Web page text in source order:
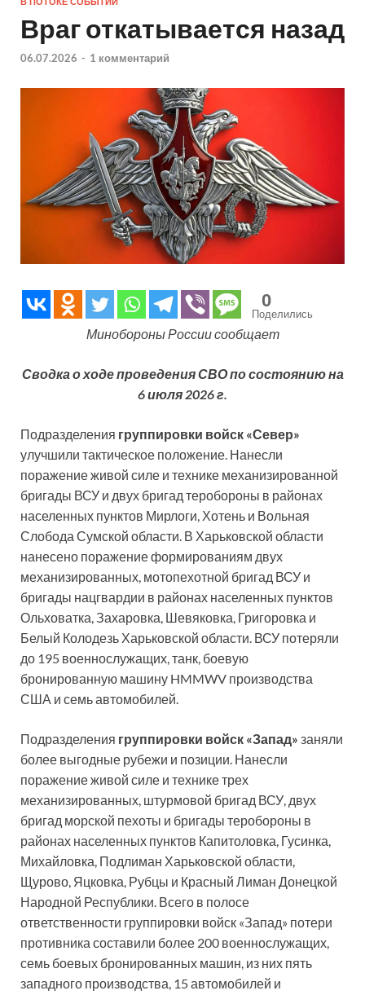
Враг откатывается назад
06.07.2026 - 1 комментарий
0
Поделились
Минобороны России сообщает
Сводка о ходе проведения СВО по состоянию на
6 июля 2026 г.
Подразделения группировки войск «Север»
улучшили тактическое положение. Нанесли
поражение живой силе и технике механизированной
бригады ВСУ и двух бригад теробороны в районах
населенных пунктов Мирлоги, Хотень и Вольная
Слобода Сумской области. В Харьковской области
нанесено поражение формированиям двух
механизированных, мотопехотной бригад ВСУ и
бригады нацгвардии в районах населенных пунктов
Ольховатка, Захаровка, Шевяковка, Григоровка и
Белый Колодезь Харьковской области. ВСУ потеряли
до 195 военнослужащих, танк, боевую
бронированную машину HMMWV производства
США и семь автомобилей.
Подразделения группировки войск «Запад» заняли
более выгодные рубежи и позиции. Нанесли
поражение живой силе и технике трех
механизированных, штурмовой бригад ВСУ, двух
бригад морской пехоты и бригады теробороны в
районах населенных пунктов Капитоловка, Гусинка,
Михайловка, Подлиман Харьковской области,
Щурово, Яцковка, Рубцы и Красный Лиман Донецкой
Народной Республики. Всего в полосе
ответственности группировки войск «Запад» потери
противника составили более 200 военнослужащих,
семь боевых бронированных машин, из них пять
западного производства, 15 автомобилей и